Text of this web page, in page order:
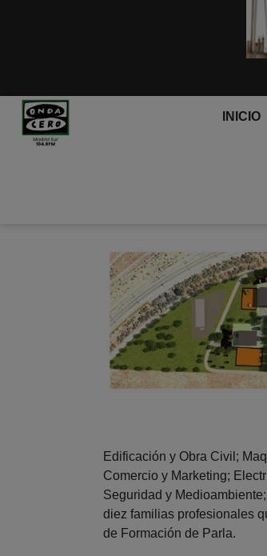
INICIO
Edificación y Obra Civil;
Comercio y Marketing;
Seguridad y
diez familias profesionales
de Formación de Parla.